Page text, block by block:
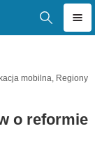
mobilna, Regiony
o reformie